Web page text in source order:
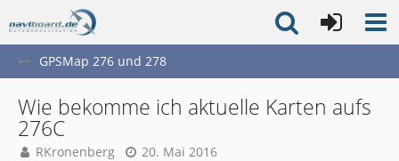
GPSMap 276 und 278
Wie bekomme ich aktuelle Karten aufs
276C
RKronenberg 20. Mai 2016